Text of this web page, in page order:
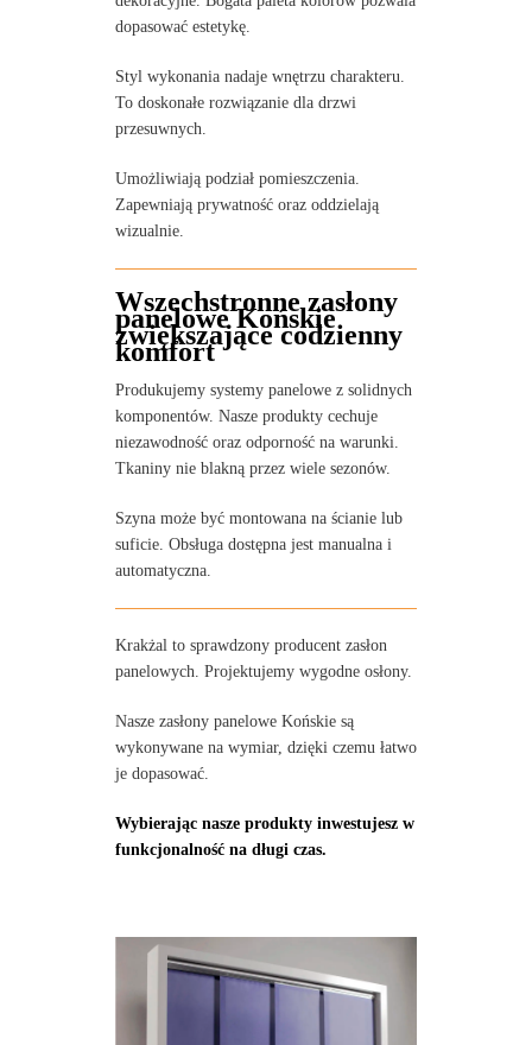
dopasować estetykę.
Styl wykonania nadaje wnętrzu charakteru.
To doskonałe rozwiązanie dla drzwi
przesuwnych.
Umożliwiają podział pomieszczenia.
Zapewniają prywatność oraz oddzielają
wizualnie.
Wszechstronne zasłony
panelowe Końskie
zwiększające codzienny
komfort
Produkujemy systemy panelowe z solidnych
komponentów. Nasze produkty cechuje
niezawodność oraz odporność na warunki.
Tkaniny nie blakną przez wiele sezonów.
Szyna może być montowana na ścianie lub
suficie. Obsługa dostępna jest manualna i
automatyczna.
Krakżal to sprawdzony producent zasłon
panelowych. Projektujemy wygodne osłony.
Nasze zasłony panelowe Końskie są
wykonywane na wymiar, dzięki czemu łatwo
je dopasować.
Wybierając nasze produkty inwestujesz w
funkcjonalność na długi czas.